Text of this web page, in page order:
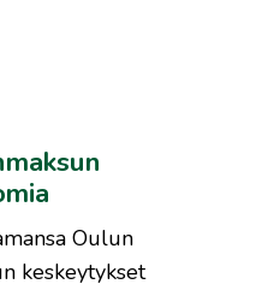
Oulun
keskeytykset